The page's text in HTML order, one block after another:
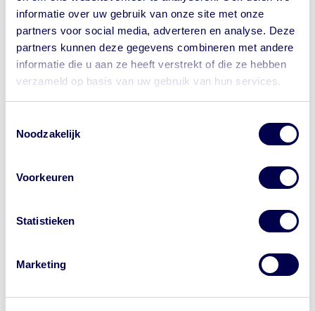
informatie over uw gebruik van onze site met onze
partners voor social media, adverteren en analyse. Deze
partners kunnen deze gegevens combineren met andere
informatie die u aan ze heeft verstrekt of die ze hebben
verzameld op basis van uw gebruik van hun services.
Noodzakelijk
Voorkeuren
Statistieken
Marketing
Let op waar je op klikt.
Wil je bij de GGD een afspraak maken
Dé reizigerswebsite van 24
adverteren met de letters 'GGD' in
Bekijkhier de Engelse versie van de film: What is
Wat te doen bij een dierenbeet, een
krab of als je gelikt bent over een wond?
reis?